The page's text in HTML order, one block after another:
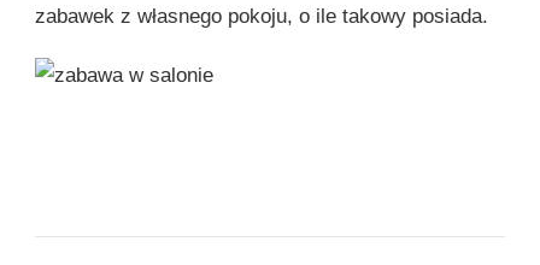
zabawek z własnego pokoju, o ile takowy posiada.